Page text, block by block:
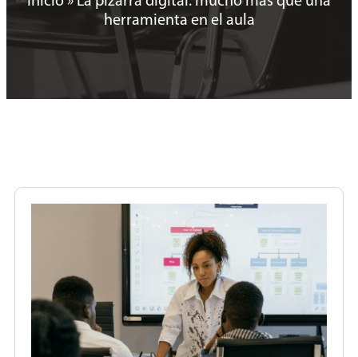
herramienta en el aula